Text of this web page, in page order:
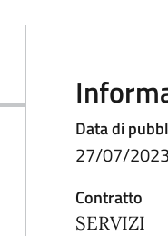
Data di
27/07/2023
Contratto
SERVIZI